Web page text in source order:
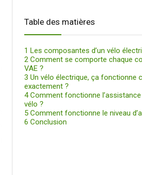
Table des matières
1 Les composantes d’un vélo
2 Comment se comporte chaque
VAE ?
3 Un vélo électrique, ça fonctionne
exactement ?
4Comment fonctionne l’assistance
vélo ?
5 Comment fonctionne le niveau
6 Conclusion